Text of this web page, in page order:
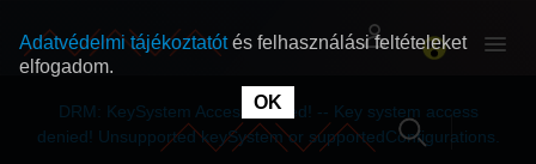
RÓLUNK
RÓLUNK
DRM: KeySystem Access Denied! -- Key system access
denied! Unsupported keySystem or supportedConfigurations.
Adatvédelmi tájékoztatótés felhasználási feltételeket
elfogadom.
OK